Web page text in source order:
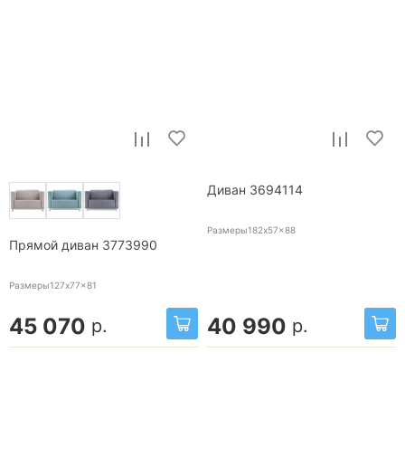
Прямой диван 3773990
Размеры127x77x81
45 070 р.
Диван 3694114
Размеры182x57x88
40 990 р.